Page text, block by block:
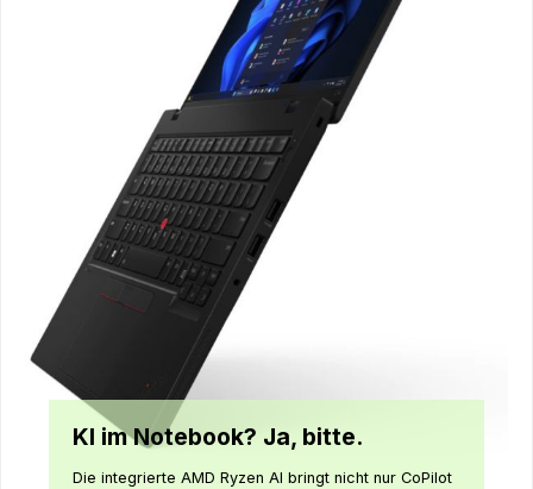
KI im Notebook? Ja, bitte.
Die integrierte AMD Ryzen AI bringt nicht nur CoPilot